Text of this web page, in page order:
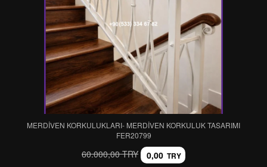
MERDİVEN KORKULUKLARI- MERDİVEN KORKULUK TASARIMI
FER20799
60.000,00 TRY 0,00 TRY